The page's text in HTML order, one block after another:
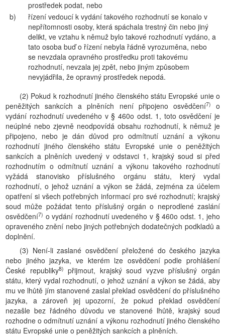
prostředek podat, nebo
b)
řízení vedoucí k vydání takového rozhodnutí se konalo v
nepřítomnosti osoby, která spáchala trestný čin nebo jiný
delikt, ve vztahu k němuž bylo takové rozhodnutí vydáno, a
tato osoba buď o řízení nebyla řádně vyrozuměna, nebo
se nevzdala opravného prostředku proti takovému
rozhodnutí, nevzala jej zpět, nebo jiným způsobem
nevyjádřila, že opravný prostředek nepodá.
(2) Pokud k rozhodnutí jiného členského státu Evropské unie o
peněžitých sankcích a plněních není připojeno osvědčení7)
o
vydání rozhodnutí uvedeného v § 460o odst. 1, toto osvědčení je
neúplné nebo zjevně neodpovídá obsahu rozhodnutí, k němuž je
připojeno, nebo je dán důvod pro odmítnutí uznání a výkonu
rozhodnutí jiného členského státu Evropské unie o peněžitých
sankcích a plněních uvedený v odstavci 1, krajský soud si před
rozhodnutím o odmítnutí uznání a výkonu takového rozhodnutí
vyžádá stanovisko příslušného orgánu státu, který vydal
rozhodnutí, o jehož uznání a výkon se žádá, zejména za účelem
opatření si všech potřebných informací pro své rozhodnutí; krajský
soud může požádat tento příslušný orgán o neprodlené zaslání
osvědčení7) o vydání rozhodnutí uvedeného v § 460o odst. 1, jeho
opraveného znění nebo jiných potřebných dodatečných podkladů a
doplnění.
(3) Není-li zaslané osvědčení přeložené do českého jazyka
nebo jiného jazyka, ve kterém lze osvědčení podle prohlášení
České republiky8) přijmout, krajský soud vyzve příslušný orgán
státu, který vydal rozhodnutí, o jehož uznání a výkon se žádá, aby
mu ve lhůtě jím stanovené zaslal překlad osvědčení do příslušného
jazyka, a zároveň jej upozorní, že pokud překlad osvědčení
nezašle bez řádného důvodu ve stanovené lhůtě, krajský soud
rozhodne o odmítnutí uznání a výkonu rozhodnutí jiného členského
státu Evropské unie o peněžitých sankcích a plněních.